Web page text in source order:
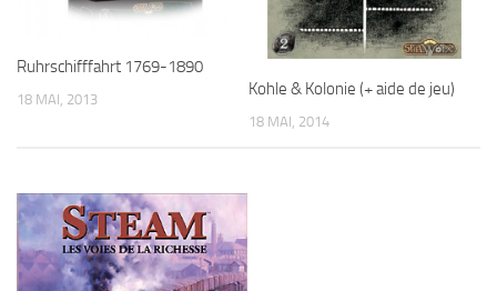
Ruhrschifffahrt 1769-1890
18 MAI, 2013
Kohle & Kolonie (+ aide de jeu)
18 MAI, 2014